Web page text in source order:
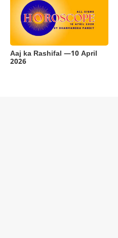
Aaj ka Rashifal —10 April
2026